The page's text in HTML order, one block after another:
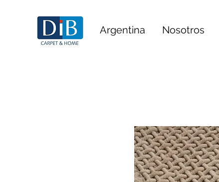
Argentina Nosotros